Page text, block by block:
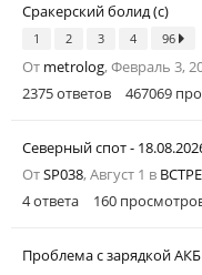
Сракерский болид (с)
1 2 3 4 96
От metrolog, Февраль 3,
2375ответов 467069
Северный спот -
ОтSP038, Август 1 в
4ответа 160
Проблема с зарядкой АКБ